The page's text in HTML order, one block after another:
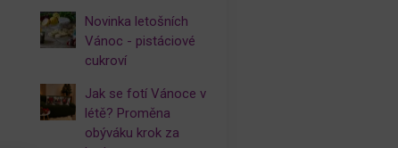
Novinka letošních
Vánoc - pistáciové
cukroví
Jak se fotí Vánoce v
létě? Proměna
obýváku krok za